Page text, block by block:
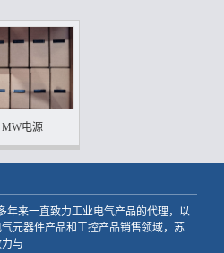
MW电源
来一直致力工业电气产品的代理，以
元器件产品和工控产品销售领域，苏
与